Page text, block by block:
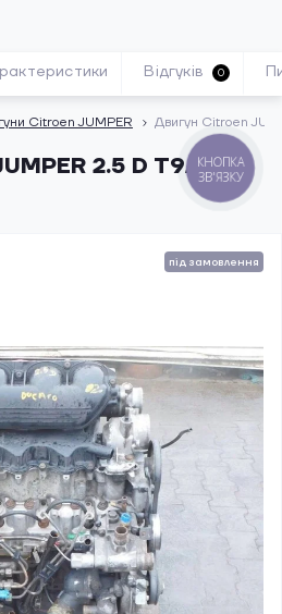
Citroen JUMPER Двигун Citroen
2.5 D T9A
Відгуків 0
під замовлення